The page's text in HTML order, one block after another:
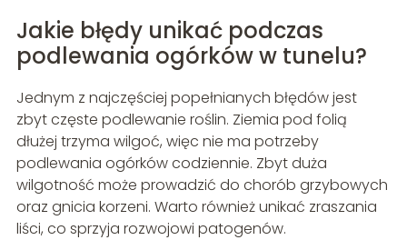
Jakie błędy unikać podczas
podlewania ogórków w tunelu?
Jednym z najczęściej popełnianych błędów jest
zbyt częste podlewanie roślin. Ziemia pod folią
dłużej trzyma wilgoć, więc nie ma potrzeby
podlewania ogórków codziennie. Zbyt duża
wilgotność może prowadzić do chorób grzybowych
oraz gnicia korzeni. Warto również unikać zraszania
liści, co sprzyja rozwojowi patogenów.